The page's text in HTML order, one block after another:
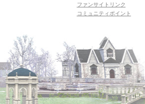
ファンサイトリンク
コミュニティポイント